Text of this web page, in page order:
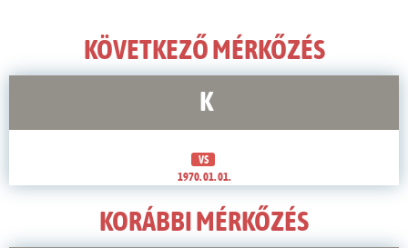
KÖVETKEZŐ MÉRKŐZÉS
K
VS
1970. 01. 01.
KORÁBBI MÉRKŐZÉS